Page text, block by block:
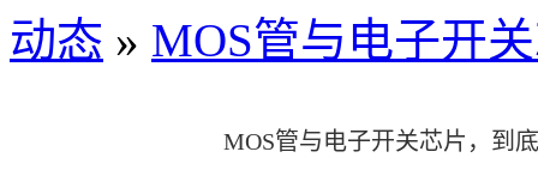
动态 » MOS管与电子开
MOS管与电子开关芯片，到